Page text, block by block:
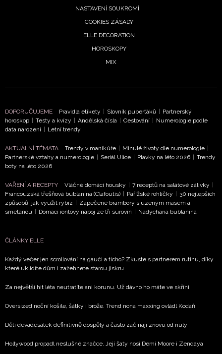
ODESLAT
podmínkami společnosti BurdaMedia Extra s.r.o. a
potvrzujete, že jste se seznámili se
Vašimi údaji pracovat zejména k organizaci a
vyhodnocení akce a zasílání novinek.
zpracováním údajů k tomuto účelu podle
NASTAVENÍ SOUKROMÍ
COOKIES ZÁSADY
ELLE DECORATION
HOROSKOPY
MIX
DOPORUČUJEME Pravidla etikety Slovník puberťáků
Partnerský
horoskop
Testy a kvízy Andělská čísla Cestování
Numerologie podle
data narození
Letní trendy
AKTUÁLNÍ TÉMATA Trendy v manikúře Minulé životy dle numerologie
Partnerské vztahy a numerologie
Seriál Ulice Plavky na léto 2026
Trendy
boty na léto 2026
VAŘENÍ A RECEPTY Vláčné domácí housky 7 receptů na salátové zálivky
Francouzská třešňová bublanina (Clafoutis)
Pařížské rohlíčky
30 nejlepších
způsobů, jak využít rybíz
Zapečené brambory s uzeným masem a
smetanou
Domácí iontový nápoj ze tří surovin Nadýchaná bublanina
ČLÁNKY ELLE
Každý večer jen scrollování na gauči a ticho? Zkuste s partnerem rutinu, díky
které uklidíte dům i zažehnete starou jiskru
Za největší hit léta neutratíte ani korunu. Už dávno ho máte ve skříni
Oversized noční košile, šátky i brože. Trend nona maxxing ovládl Kodaň
Děti devadesátek definitivně dospěly a často začínají znovu od nuly
Hollywood propadl neslušné značce. Její šaty nosí Demi Moore i Zendaya